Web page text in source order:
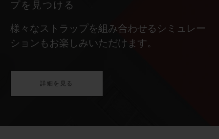
プを見つける
様々なストラップを組み合わせるシミュレー
ションもお楽しみいただけます。
詳細を見る